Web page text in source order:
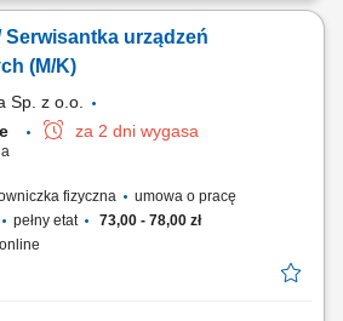
w złożonych układach hydraulicznych i
i naprawiać elektryczne układy napędowe
Serwisantka urządzeń
(M/K)
Sp. z o.o.
za 2 dni wygasa
fizyczna
umowa o pracę
pełny etat
73,00 - 78,00 zł